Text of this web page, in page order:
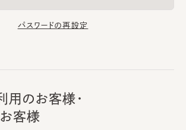
パスワードの再設定
用のお客様・
客様